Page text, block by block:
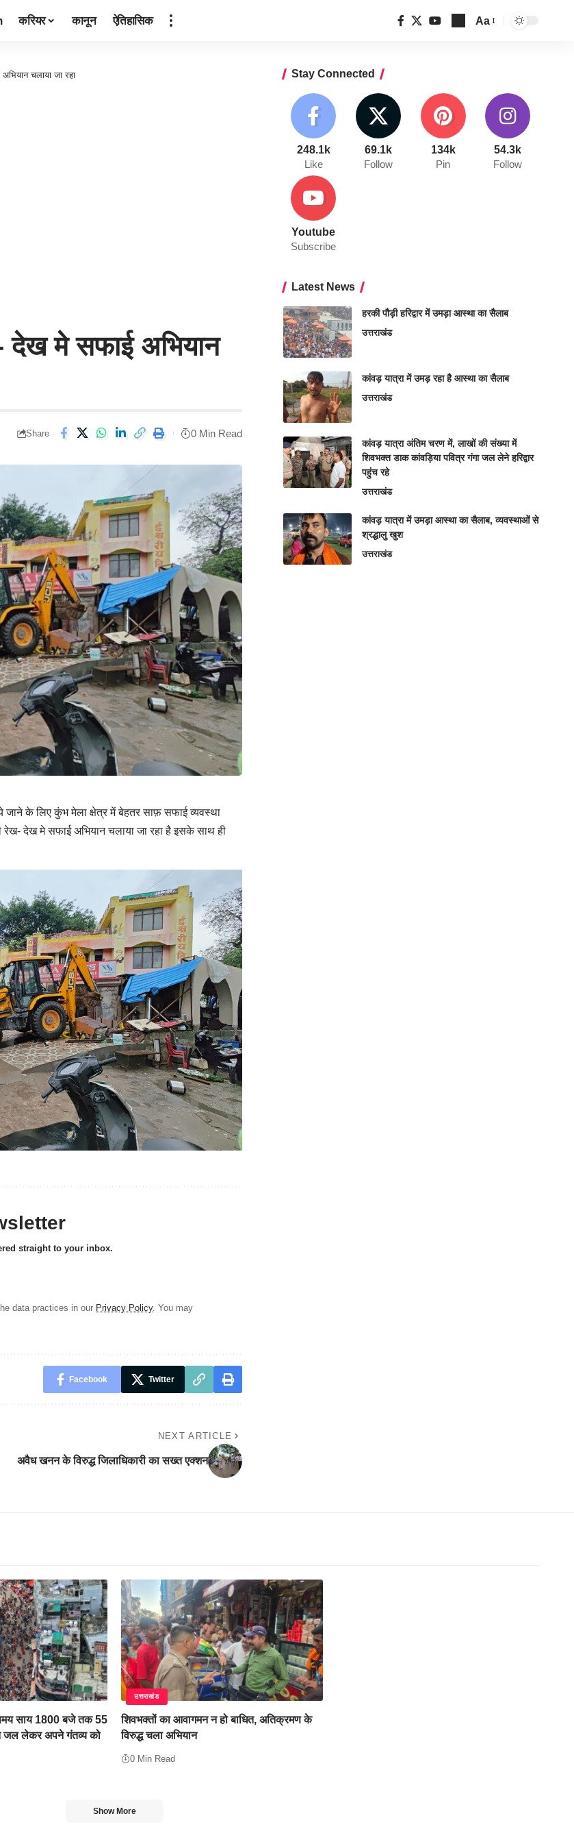
करियर कानून ऐतिहासिक Aa
चलाया जा रहा
देख मे सफाई अभियान
Share 0 Min Read
के लिए कुंभ मेला क्षेत्र में बेहतर साफ़ सफाई व्यवस्था
रेख- देख मे सफाई अभियान चलाया जा रहा है इसके साथ ही
straight to your inbox.
data practices in our Privacy Policy. You may
Facebook Twitter
NEXT ARTICLE
अवैध खनन के विरुद्ध जिलाधिकारी का सख्त एक्शन
Stay Connected
248.1k
Like
69.1k
Follow
134k
Pin
54.3k
Follow
Youtube
Subscribe
Latest News
हरकी पौड़ी हरिद्वार में उमड़ा आस्था का सैलाब
उत्तराखंड
कांवड़ यात्रा में उमड़ रहा है आस्था का सैलाब
उत्तराखंड
कांवड़ यात्रा अंतिम चरण में, लाखों की संख्या में
शिवभक्त डाक कांवड़िया पवित्र गंगा जल लेने हरिद्वार
पहुंच रहे
उत्तराखंड
कांवड़ यात्रा में उमड़ा आस्था का सैलाब, व्यवस्थाओं से
श्रद्धालु खुश
उत्तराखंड
साय 1800 बजे तक 55
जल लेकर अपने गंतव्य को
उत्तराखंड
शिवभक्तों का आवागमन न हो बाधित, अतिक्रमण के
विरुद्ध चला अभियान
0 Min Read
Show More